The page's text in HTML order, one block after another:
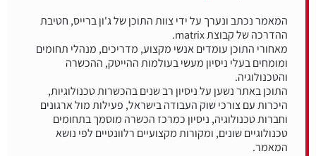
המאמר נכתב ונערך על ידי צוות התוכן של ג'ון ברייס, חטיבת
מאחורי התוכן עומדים אנשי מקצוע, מדריכים, מנהלי תחומים
ומומחים בעלי ניסיון מעשי בעולמות ההייטק, ההכשרה
התוכן באתר נשען על ניסיון רב שנים בהכשרות טכנולוגיות,
היכרות עם צורכי שוק העבודה בישראל, פעילות מול ארגונים
וחברות טכנולוגיה, ניסיון כמרכז הכשרה מוסמך בתחומים
טכנולוגיים שונים, ומקורות מקצועיים רלוונטיים לפי נושא
המאמר.